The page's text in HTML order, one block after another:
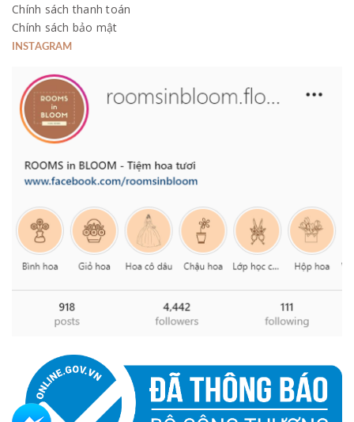
Chính sách thanh toán
Chính sách bảo mật
INSTAGRAM